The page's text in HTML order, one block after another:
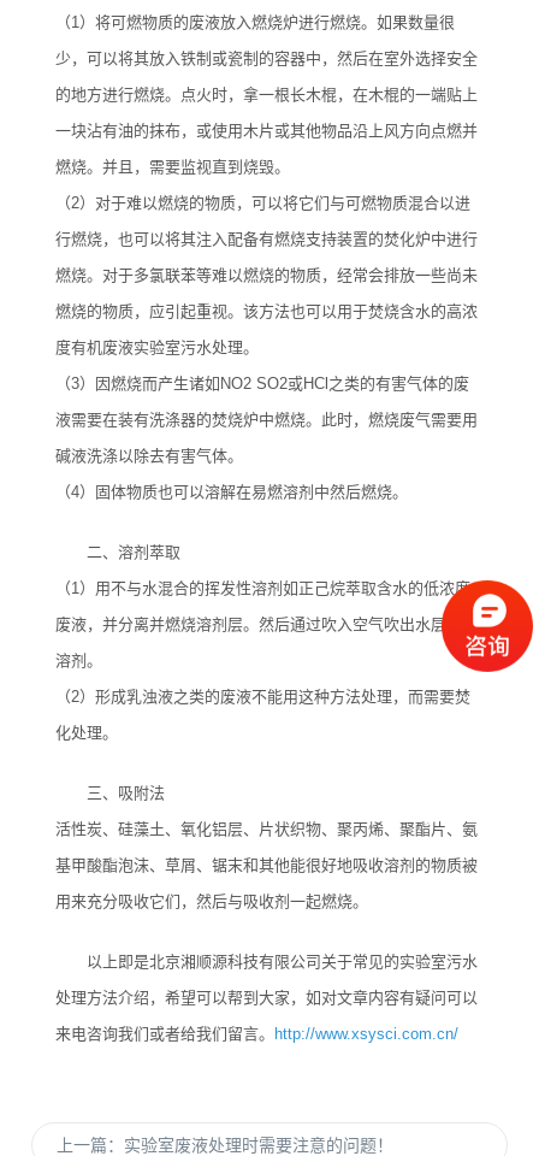
（1）将可燃物质的废液放入燃烧炉进行燃烧。如果数量很
少，可以将其放入铁制或瓷制的容器中，然后在室外选择安全
的地方进行燃烧。点火时，拿一根长木棍，在木棍的一端贴上
一块沾有油的抹布，或使用木片或其他物品沿上风方向点燃并
燃烧。并且，需要监视直到烧毁。
（2）对于难以燃烧的物质，可以将它们与可燃物质混合以进
行燃烧，也可以将其注入配备有燃烧支持装置的焚化炉中进行
燃烧。对于多氯联苯等难以燃烧的物质，经常会排放一些尚未
燃烧的物质，应引起重视。该方法也可以用于焚烧含水的高浓
度有机废液实验室污水处理。
（3）因燃烧而产生诸如NO2 SO2或HCl之类的有害气体的废
液需要在装有洗涤器的焚烧炉中燃烧。此时，燃烧废气需要用
碱液洗涤以除去有害气体。
（4）固体物质也可以溶解在易燃溶剂中然后燃烧。
二、溶剂萃取
（1）用不与水混合的挥发性溶剂如正己烷萃取含水的低浓度
废液，并分离并燃烧溶剂层。然后通过吹入空气吹出水层中的
溶剂。
（2）形成乳浊液之类的废液不能用这种方法处理，而需要焚
化处理。
三、吸附法
活性炭、硅藻土、氧化铝层、片状织物、聚丙烯、聚酯片、氨
基甲酸酯泡沫、草屑、锯末和其他能很好地吸收溶剂的物质被
用来充分吸收它们，然后与吸收剂一起燃烧。
以上即是北京湘顺源科技有限公司关于常见的实验室污水
处理方法介绍，希望可以帮到大家，如对文章内容有疑问可以
来电咨询我们或者给我们留言。
http://www.xsysci.com.cn/
上一篇： 实验室废液处理时需要注意的问题！